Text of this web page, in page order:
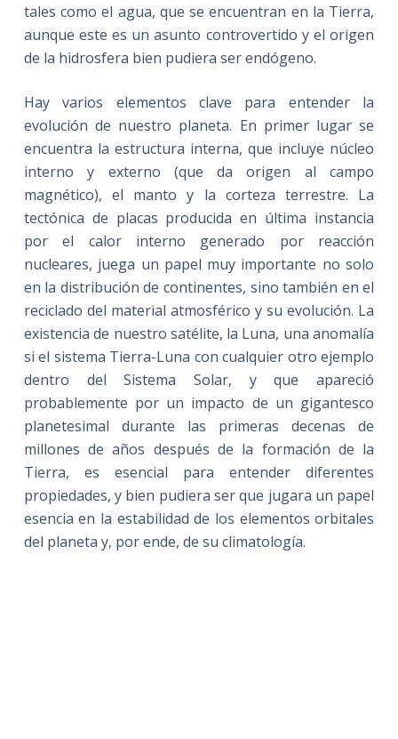
tales como el agua, que se encuentran en la Tierra,
aunque este es un asunto controvertido y el origen
de la hidrosfera bien pudiera ser endógeno.
Hay varios elementos clave para entender la
evolución de nuestro planeta. En primer lugar se
encuentra la estructura interna, que incluye núcleo
interno y externo (que da origen al campo
magnético), el manto y la corteza terrestre. La
tectónica de placas producida en última instancia
por el calor interno generado por reacción
nucleares, juega un papel muy importante no solo
en la distribución de continentes, sino también en el
reciclado del material atmosférico y su evolución. La
existencia de nuestro satélite, la Luna, una anomalía
si el sistema Tierra-Luna con cualquier otro ejemplo
dentro del Sistema Solar, y que apareció
probablemente por un impacto de un gigantesco
planetesimal durante las primeras decenas de
millones de años después de la formación de la
Tierra, es esencial para entender diferentes
propiedades, y bien pudiera ser que jugara un papel
esencia en la estabilidad de los elementos orbitales
del planeta y, por ende, de su climatología.